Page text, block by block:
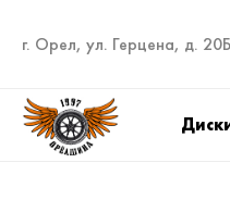
г. Орел, ул. Герцена, д. 20Б